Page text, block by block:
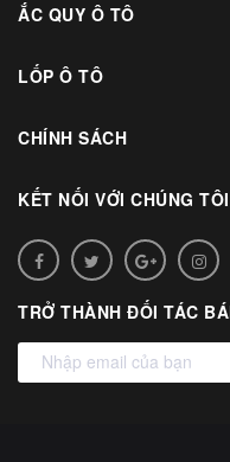
ẮC QUY Ô TÔ
LỐP Ô TÔ
CHÍNH SÁCH
KẾT NỐI VỚI CHÚNG TÔI
TRỞ THÀNH ĐỐI TÁC